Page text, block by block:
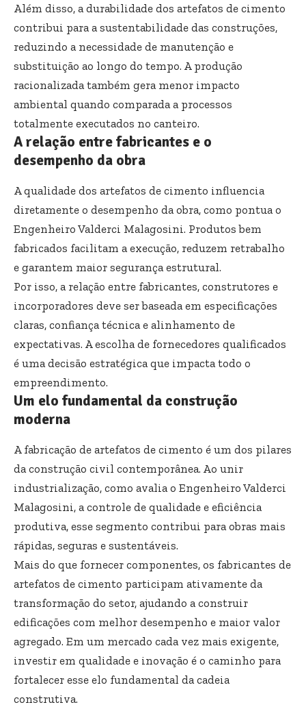
Além disso, a durabilidade dos artefatos de cimento
contribui para a sustentabilidade das construções,
reduzindo a necessidade de manutenção e
substituição ao longo do tempo. A produção
racionalizada também gera menor impacto
ambiental quando comparada a processos
totalmente executados no canteiro.
A relação entre fabricantes e o
desempenho da obra
A qualidade dos artefatos de cimento influencia
diretamente o desempenho da obra, como pontua o
Engenheiro Valderci Malagosini. Produtos bem
fabricados facilitam a execução, reduzem retrabalho
e garantem maior segurança estrutural.
Por isso, a relação entre fabricantes, construtores e
incorporadores deve ser baseada em especificações
claras, confiança técnica e alinhamento de
expectativas. A escolha de fornecedores qualificados
é uma decisão estratégica que impacta todo o
empreendimento.
Um elo fundamental da construção
moderna
A fabricação de artefatos de cimento é um dos pilares
da construção civil contemporânea. Ao unir
industrialização, como avalia o Engenheiro Valderci
Malagosini, a controle de qualidade e eficiência
produtiva, esse segmento contribui para obras mais
rápidas, seguras e sustentáveis.
Mais do que fornecer componentes, os fabricantes de
artefatos de cimento participam ativamente da
transformação do setor, ajudando a construir
edificações com melhor desempenho e maior valor
agregado. Em um mercado cada vez mais exigente,
investir em qualidade e inovação é o caminho para
fortalecer esse elo fundamental da cadeia
construtiva.